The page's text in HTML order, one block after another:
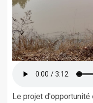
Le projet d'opportunité